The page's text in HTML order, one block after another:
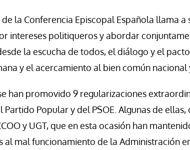
la Conferencia Episcopal Española llama
intereses politiqueros y abordar
la escucha de todos, el diálogo y el
y el acercamiento al bien común nacional
han promovido 9 regularizaciones
Partido Popular y del PSOE. Algunas de
y UGT, que en esta ocasión han
al mal funcionamiento de la Administración